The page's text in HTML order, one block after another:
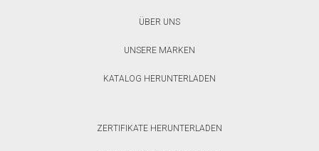
ÜBER UNS
UNSERE MARKEN
KATALOG HERUNTERLADEN
ZERTIFIKATE HERUNTERLADEN